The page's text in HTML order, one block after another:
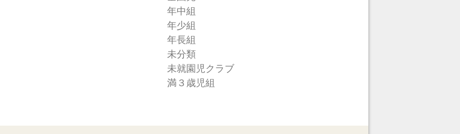
年中組
年少組
年長組
未分類
未就園児クラブ
満３歳児組